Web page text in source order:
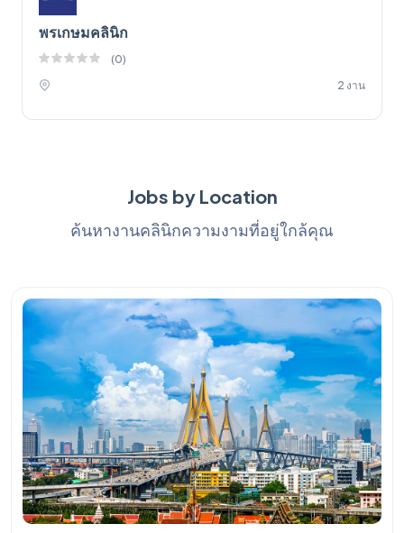
พรเกษมคลินิก
(0)
2 งาน
Jobs by Location
ค้นหางานคลินิกความงามที่อยู่ใกล้คุณ